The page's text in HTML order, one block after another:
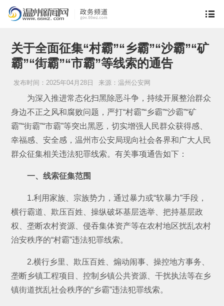
关于全面征集“村霸”“乡霸”“沙霸”“矿
霸”“街霸”“市霸”等线索的通告
发布时间：2025年04月28日 来源：温州公安网
为深入推进常态化扫黑除恶斗争，持续开展整治群众
身边不正之风和腐败问题，严打“村霸”“乡霸”“沙霸”“矿
霸”“街霸”“市霸”等突出黑恶，切实增强人民群众获得感、
幸福感、安全感，温州市公安局现向社会各界和广大人民
群众征集相关违法犯罪线索。有关事项通告如下：
一、线索征集范围
1.利用家族、宗族势力，通过暴力或“软暴力”手段，
横行霸道、欺压百姓、操纵破坏基层选举、把持基层政
权、垄断农村资源、侵吞集体资产等在农村地区扰乱农村
治安秩序的“村霸”违法犯罪线索。
2.横行乡里、欺压百姓、煽动闹事、操控地方事务、
垄断乡镇工程项目、控制乡镇公共资源、干扰执法等在乡
镇街道扰乱社会秩序的“乡霸”违法犯罪线索。